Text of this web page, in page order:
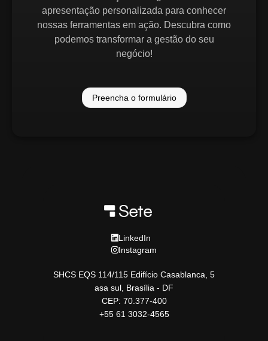
apresentação personalizada para conhecer
nossas ferramentas em ação. Descubra como
podemos transformar a gestão do seu
negócio!
Preencha o formulário
LinkedIn
Instagram
SHCS EQS 114/115 Edifício Casablanca, 5
asa sul, Brasília - DF
CEP: 70.377-400
+55 61 3032-4565